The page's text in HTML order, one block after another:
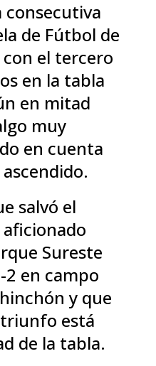
consecutiva
de Fútbol de
el tercero
en la tabla
en mitad
muy
en cuenta
salvó el
Sureste
en campo
y que
está
de la tabla.